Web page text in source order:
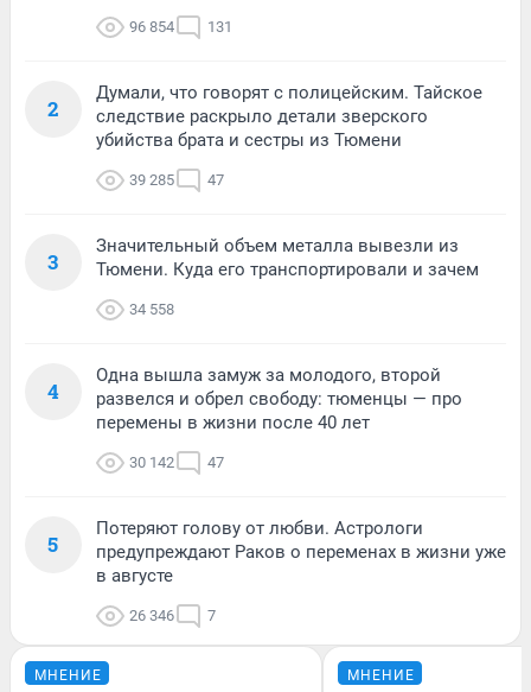
96 854 131
2
Думали, что говорят с полицейским. Тайское
следствие раскрыло детали зверского
убийства брата и сестры из Тюмени
39 285 47
3
Значительный объем металла вывезли из
Тюмени. Куда его транспортировали и зачем
34 558
4
Одна вышла замуж за молодого, второй
развелся и обрел свободу: тюменцы — про
перемены в жизни после 40 лет
30 142 47
5
Потеряют голову от любви. Астрологи
предупреждают Раков о переменах в жизни уже
в августе
26 346 7
МНЕНИЕ МНЕНИЕ